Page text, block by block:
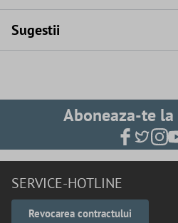
Sugestii
Aboneaza-te
SERVICE-HOTLINE
Revocarea contractului